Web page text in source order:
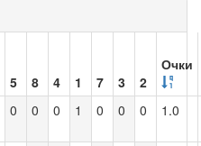
5 8 4 1 7 3 2
Очки
0 0 0 1 0 0 0 1.0